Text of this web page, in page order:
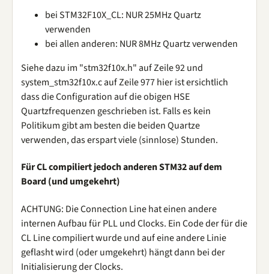
bei STM32F10X_CL: NUR 25MHz Quartz
verwenden
bei allen anderen: NUR 8MHz Quartz verwenden
Siehe dazu im "stm32f10x.h" auf Zeile 92 und
system_stm32f10x.c auf Zeile 977 hier ist ersichtlich
dass die Configuration auf die obigen HSE
Quartzfrequenzen geschrieben ist. Falls es kein
Politikum gibt am besten die beiden Quartze
verwenden, das erspart viele (sinnlose) Stunden.
Für CL compiliert jedoch anderen STM32 auf dem
Board (und umgekehrt)
ACHTUNG: Die Connection Line hat einen andere
internen Aufbau für PLL und Clocks. Ein Code der für die
CL Line compiliert wurde und auf eine andere Linie
geflasht wird (oder umgekehrt) hängt dann bei der
Initialisierung der Clocks.